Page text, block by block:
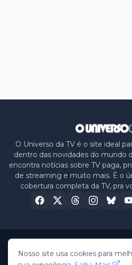
O Universo da TV é o site ideal
dentro das novidades do mundo
encontra notícias sobre TV paga,
de streaming e muito mais. É o
cobertura completa da TV, pra
HomeSobre nósPolítica de
Nosso site usa cookies para